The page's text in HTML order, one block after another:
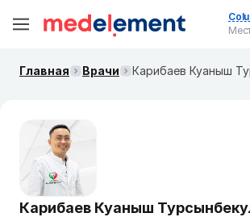
Главная Врачи Карибаев Куаныш
Карибаев Куаныш